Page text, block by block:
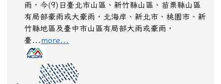
2026-08-09, 13:15